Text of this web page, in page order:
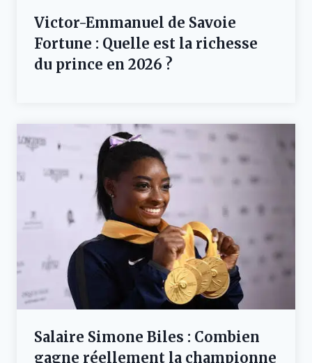
Victor-Emmanuel de Savoie
Fortune : Quelle est la richesse
du prince en 2026 ?
Salaire Simone Biles : Combien
gagne réellement la championne